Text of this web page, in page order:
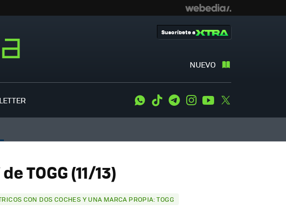
NUEVO
Suscríbete a
WhatsApp
Tiktok TelegramInstagramYoutube
TOGG (11/13)
CON DOS COCHES Y UNA MARCA PROPIA: TOGG